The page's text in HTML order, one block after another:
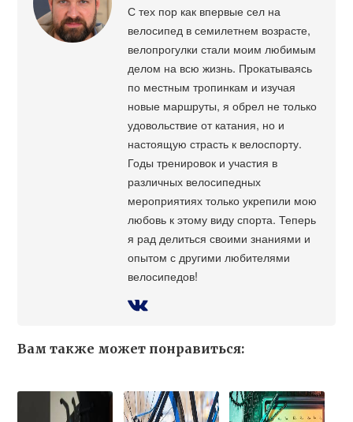
С тех пор как впервые сел на
велосипед в семилетнем возрасте,
велопрогулки стали моим любимым
делом на всю жизнь. Прокатываясь
по местным тропинкам и изучая
новые маршруты, я обрел не только
удовольствие от катания, но и
настоящую страсть к велоспорту.
Годы тренировок и участия в
различных велосипедных
мероприятиях только укрепили мою
любовь к этому виду спорта. Теперь
я рад делиться своими знаниями и
опытом с другими любителями
велосипедов!
Вам также может понравиться: